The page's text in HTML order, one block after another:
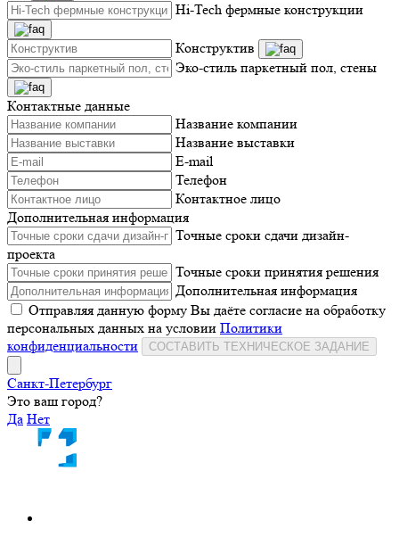
Hi-Tech фермные конструкции
Конструктив
Эко-стиль паркетный пол, стены
Контактные данные
Название компании
Название выставки
E-mail
Телефон
Контактное лицо
Дополнительная информация
Точные сроки сдачи дизайн-
проекта
Точные сроки принятия решения
Дополнительная информация
Отправляя данную форму Вы даёте согласие на обработку
персональных данных на условии Политики
конфиденциальности
СОСТАВИТЬ ТЕХНИЧЕСКОЕ ЗАДАНИЕ
Санкт-Петербург
Это ваш город?
Да Нет